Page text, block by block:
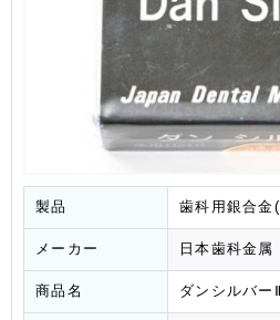
製品 歯科用銀合金
メーカー 日本歯科金属
商品名 ダンシルバー